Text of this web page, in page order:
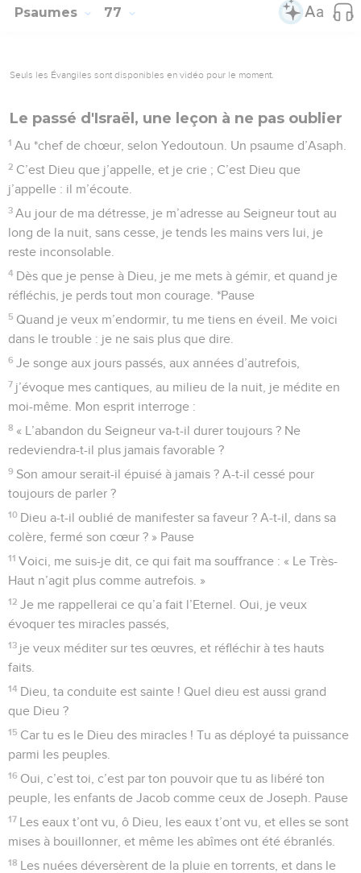
Psaumes 77
Seuls les Évangiles sont disponibles en vidéo pour le moment.
Le passé d'Israël, une leçon à ne pas oublier
1 Au *chef de chœur, selon Yedoutoun. Un psaume d’Asaph.
2 C’est Dieu que j’appelle, et je crie ; C’est Dieu que
j’appelle : il m’écoute.
3 Au jour de ma détresse, je m’adresse au Seigneur tout au
long de la nuit, sans cesse, je tends les mains vers lui, je
reste inconsolable.
4 Dès que je pense à Dieu, je me mets à gémir, et quand je
réfléchis, je perds tout mon courage. *Pause
5 Quand je veux m’endormir, tu me tiens en éveil. Me voici
dans le trouble : je ne sais plus que dire.
6 Je songe aux jours passés, aux années d’autrefois,
7 j’évoque mes cantiques, au milieu de la nuit, je médite en
moi-même. Mon esprit interroge :
8 « L’abandon du Seigneur va-t-il durer toujours ? Ne
redeviendra-t-il plus jamais favorable ?
9 Son amour serait-il épuisé à jamais ? A-t-il cessé pour
toujours de parler ?
10 Dieu a-t-il oublié de manifester sa faveur ? A-t-il, dans sa
colère, fermé son cœur ? » Pause
11 Voici, me suis-je dit, ce qui fait ma souffrance : « Le Très-
Haut n’agit plus comme autrefois. »
12 Je me rappellerai ce qu’a fait l’Eternel. Oui, je veux
évoquer tes miracles passés,
13 je veux méditer sur tes œuvres, et réfléchir à tes hauts
faits.
14 Dieu, ta conduite est sainte ! Quel dieu est aussi grand
que Dieu ?
15 Car tu es le Dieu des miracles ! Tu as déployé ta puissance
parmi les peuples.
16 Oui, c’est toi, c’est par ton pouvoir que tu as libéré ton
peuple, les enfants de Jacob comme ceux de Joseph. Pause
17 Les eaux t’ont vu, ô Dieu, les eaux t’ont vu, et elles se sont
mises à bouillonner, et même les abîmes ont été ébranlés.
18 Les nuées déversèrent de la pluie en torrents, et dans le